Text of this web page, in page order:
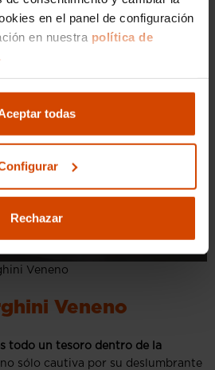
en el panel de configuración
en nuestra política de
todas
Rechazar
17 litros por cada 100 kilómetros.
Veneno
Veneno
todo un tesoro dentro de la
sólo cautiva por su deslumbrante